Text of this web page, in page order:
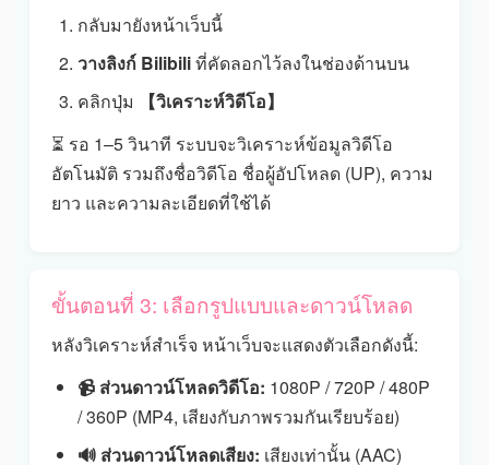
กลับมายังหน้าเว็บนี้
วางลิงก์ Bilibiliที่คัดลอกไว้ลงในช่องด้านบน
คลิกปุ่ม
【วิเคราะห์วิดีโอ】
⏳ รอ 1–5 วินาที ระบบจะวิเคราะห์ข้อมูลวิดีโอ
อัตโนมัติ รวมถึงชื่อวิดีโอ ชื่อผู้อัปโหลด (UP), ความ
ยาว และความละเอียดที่ใช้ได้
ขั้นตอนที่ 3: เลือกรูปแบบและดาวน์โหลด
หลังวิเคราะห์สำเร็จ หน้าเว็บจะแสดงตัวเลือกดังนี้:
📹 ส่วนดาวน์โหลดวิดีโอ: 1080P / 720P / 480P
/ 360P (MP4, เสียงกับภาพรวมกันเรียบร้อย)
🔊 ส่วนดาวน์โหลดเสียง: เสียงเท่านั้น (AAC)